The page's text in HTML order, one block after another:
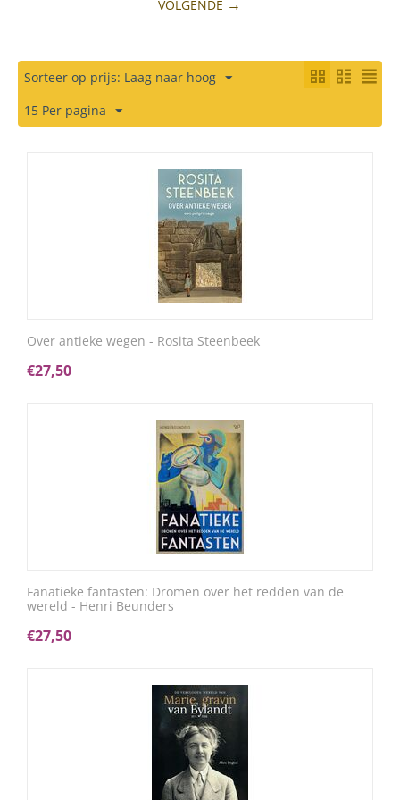
VOLGENDE
Sorteer op prijs: Laag naar hoog
15 Per pagina
Over antieke wegen - Rosita Steenbeek
€27,50
Fanatieke fantasten: Dromen over het redden van de
wereld - Henri Beunders
€27,50